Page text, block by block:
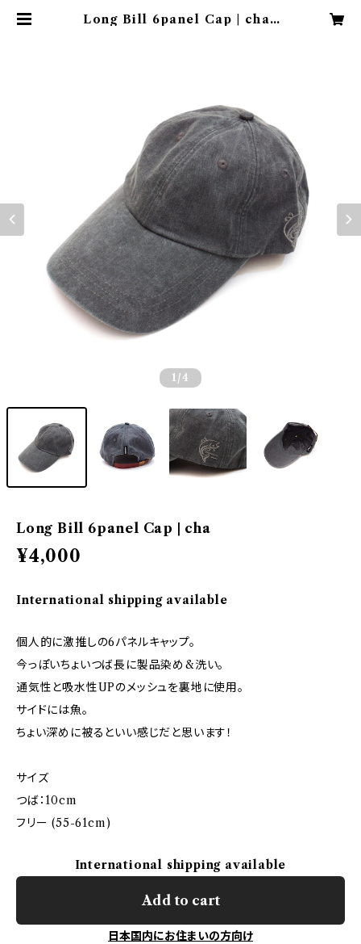
Long Bill 6panel Cap | cha |
1 /4
Long Bill 6panel Cap | cha
¥4,000
International shipping available
個人的に激推しの6パネルキャップ。
今っぽいちょいつば長に製品染め&洗い。
通気性と吸水性UPのメッシュを裏地に使用。
サイドには魚。
ちょい深めに被るといい感じだと思います！
サイズ
つば：10cm
フリー (55-61cm)
International shipping available
Add to cart
日本国内にお住まいの方向け